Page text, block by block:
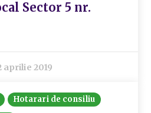
Sector 5 nr.
aprilie 2019
Hotarari de consiliu